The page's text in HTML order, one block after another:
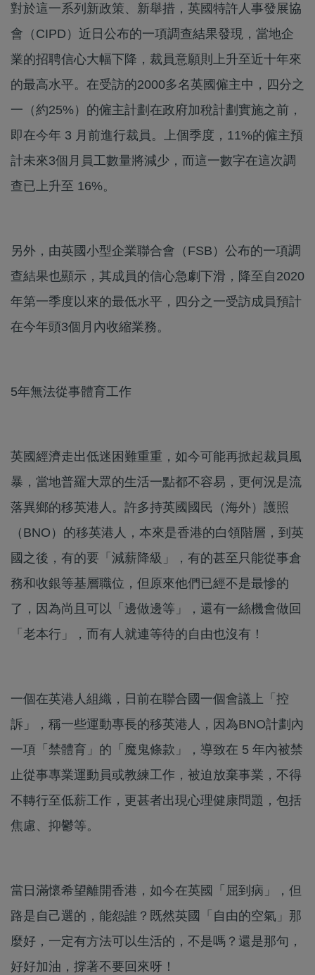
對於這一系列新政策、新舉措，英國特許人事發展協
會（CIPD）近日公布的一項調查結果發現，當地企
業的招聘信心大幅下降，裁員意願則上升至近十年來
的最高水平。在受訪的2000多名英國僱主中，四分之
一（約25%）的僱主計劃在政府加稅計劃實施之前，
即在今年 3 月前進行裁員。上個季度，11%的僱主預
計未來3個月員工數量將減少，而這一數字在這次調
查已上升至 16%。
另外，由英國小型企業聯合會（FSB）公布的一項調
查結果也顯示，其成員的信心急劇下滑，降至自2020
年第一季度以來的最低水平，四分之一受訪成員預計
在今年頭3個月內收縮業務。
5年無法從事體育工作
英國經濟走出低迷困難重重，如今可能再掀起裁員風
暴，當地普羅大眾的生活一點都不容易，更何況是流
落異鄉的移英港人。許多持英國國民（海外）護照
（BNO）的移英港人，本來是香港的白領階層，到英
國之後，有的要「減薪降級」，有的甚至只能從事倉
務和收銀等基層職位，但原來他們已經不是最慘的
了，因為尚且可以「邊做邊等」，還有一絲機會做回
「老本行」，而有人就連等待的自由也沒有！
一個在英港人組織，日前在聯合國一個會議上「控
訴」，稱一些運動專長的移英港人，因為BNO計劃內
一項「禁體育」的「魔鬼條款」，導致在 5 年內被禁
止從事專業運動員或教練工作，被迫放棄事業，不得
不轉行至低薪工作，更甚者出現心理健康問題，包括
焦慮、抑鬱等。
當日滿懷希望離開香港，如今在英國「屈到病」，但
路是自己選的，能怨誰？既然英國「自由的空氣」那
麼好，一定有方法可以生活的，不是嗎？還是那句，
好好加油，撐著不要回來呀！